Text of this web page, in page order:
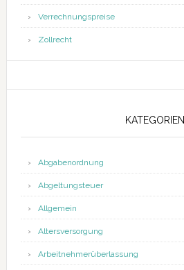
Verrechnungspreise
Zollrecht
KATEGORIEN
Abgabenordnung
Abgeltungsteuer
Allgemein
Altersversorgung
Arbeitnehmerüberlassung